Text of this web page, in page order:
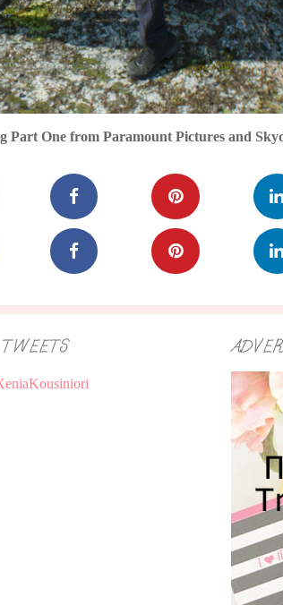
Part One from Paramount Pictures and